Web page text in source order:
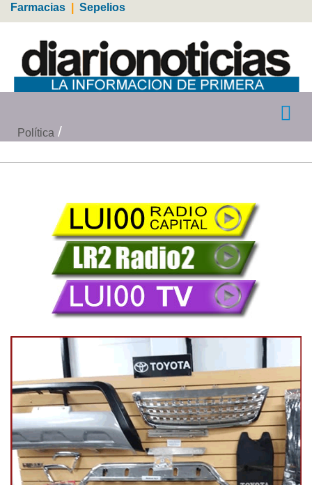
Farmacias Sepelios
Política